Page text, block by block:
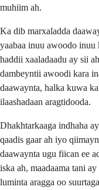
muhiim ah.
Ka dib marxaladda
yaabaa inuu awoodo
haddii xaaladaadu ay sii
dambeyntii awoodi kara
daawaynta, halka kuwa
ilaashadaan aragtidooda.
Dhakhtarkaaga indhaha
qaadis gaar ah iyo
daawaynta ugu fiican ee
iska ah, maadaama tani
luminta aragga oo